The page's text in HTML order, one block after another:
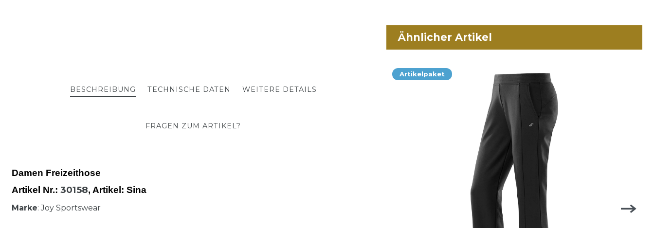
BESCHREIBUNG TECHNISCHE DATEN WEITERE DETAILS
FRAGEN ZUM ARTIKEL?
Damen Freizeithose
Artikel Nr.: 30158, Artikel : Sina
Marke: Joy Sportswear
Ähnlicher Artikel
Artikelpaket